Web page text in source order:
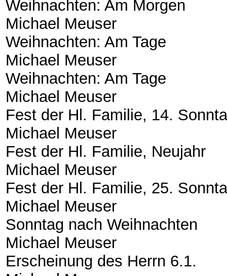
Weihnachten: Am Morgen
Michael Meuser
Weihnachten: Am Tage
Michael Meuser
Weihnachten: Am Tage
Michael Meuser
Fest der Hl. Familie, 14.
Michael Meuser
Fest der Hl. Familie, Neujahr
Michael Meuser
Fest der Hl. Familie, 25.
Michael Meuser
Sonntag nach Weihnachten
Michael Meuser
Erscheinung des Herrn 6.1.